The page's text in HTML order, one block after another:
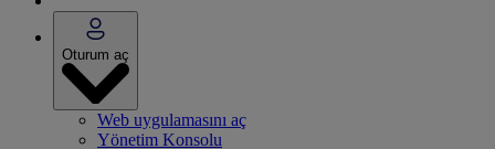
Oturum aç
Web uygulamasını aç
Yönetim Konsolu